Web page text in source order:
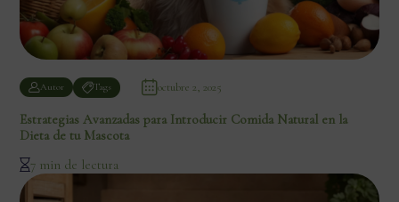
Autor Tags octubre 2, 2025
Estrategias Avanzadas para Introducir Comida Natural en la
Dieta de tu Mascota
7 min de lectura